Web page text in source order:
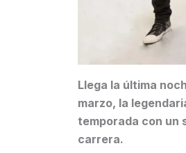
Llega la última
marzo, la
temporada con un
carrera.